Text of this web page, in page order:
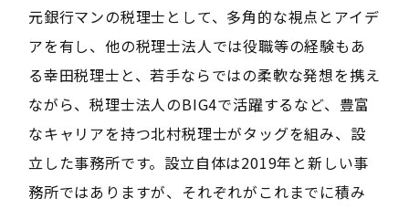
元銀行マンの税理士として、多角的な視点とアイデ
アを有し、他の税理士法人では役職等の経験もあ
る幸田税理士と、若手ならではの柔軟な発想を携え
ながら、税理士法人のBIG4で活躍するなど、豊富
なキャリアを持つ北村税理士がタッグを組み、設
立した事務所です。設立自体は2019年と新しい事
務所ではありますが、それぞれがこれまでに積み